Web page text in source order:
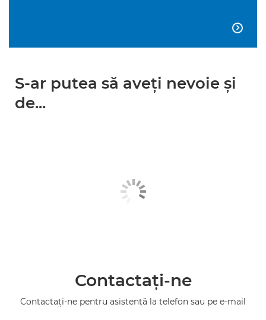

S-ar putea să aveţi nevoie şi
de...
Contactaţi-ne
Contactaţi-ne pentru asistenţă la telefon sau pe e-mail